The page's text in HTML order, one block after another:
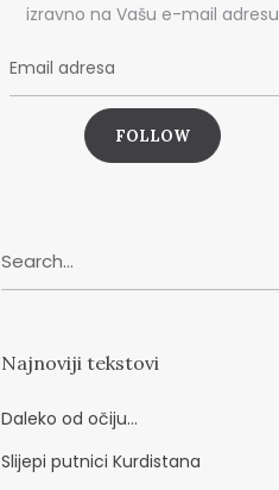
izravno na Vašu e-mail adresu
E
r
e
a
for:
Najnoviji tekstovi
Daleko od očiju…
Slijepi putnici Kurdistana